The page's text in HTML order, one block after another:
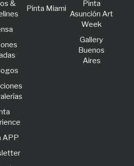
&
APP
Pinta Miami
Pinta
Asunción Art
Week
Gallery
Buenos
Aires